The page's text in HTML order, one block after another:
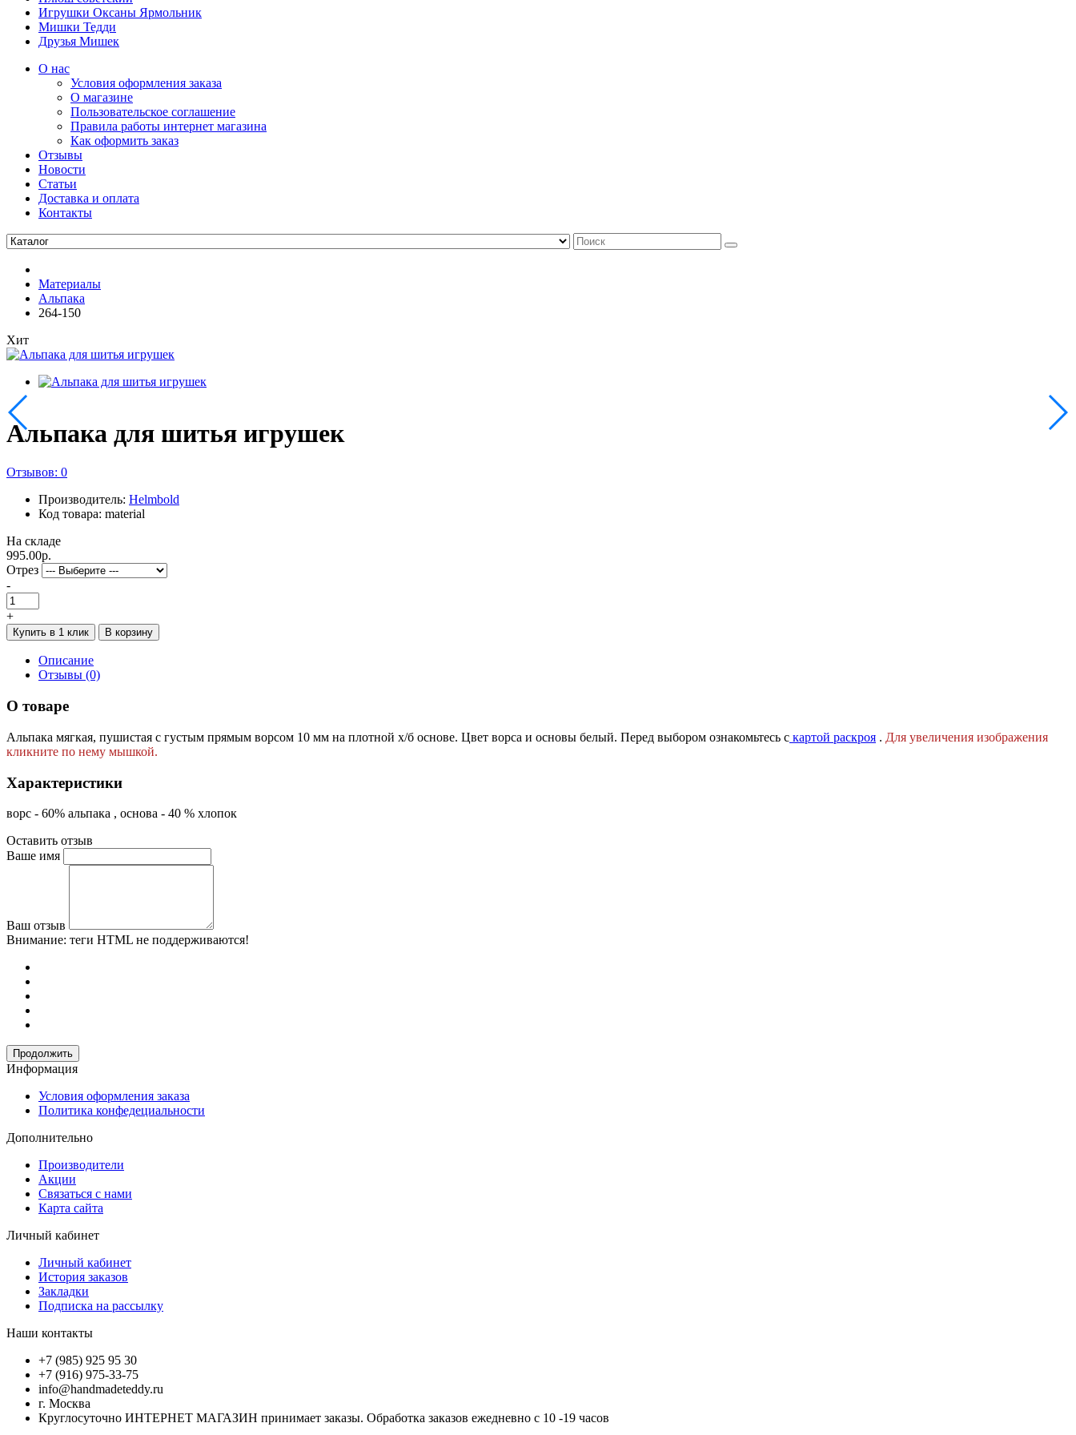
Игрушки Оксаны Ярмольник
Мишки Тедди
Друзья Мишек
О нас
Условия оформления заказа
О магазине
Пользовательское соглашение
Правила работы интернет магазина
Как оформить заказ
Отзывы
Новости
Статьи
Доставка и оплата
Контакты
Материалы
Альпака
264-150
Хит
Альпака для шитья игрушек
Отзывов: 0
Производитель: Helmbold
Код товара: material
На складе
995.00р.
Отрез
-
+
Купить в 1 клик В корзину
Описание
Отзывы (0)
О товаре
Альпака мягкая, пушистая с густым прямым ворсом 10 мм на плотной х/б основе. Цвет ворса и основы белый. Перед выбором ознакомьтесь с картой раскроя . Для увеличения изображения
кликните по нему мышкой.
Характеристики
ворс - 60% альпака , основа - 40 % хлопок
Оставить отзыв
Ваше имя
Ваш отзыв
Внимание: теги HTML не поддерживаются!
Продолжить
Информация
Условия оформления заказа
Политика конфедециальности
Дополнительно
Производители
Акции
Связаться с нами
Карта сайта
Личный кабинет
Личный кабинет
История заказов
Закладки
Подписка на рассылку
Наши контакты
+7 (985) 925 95 30
+7 (916) 975-33-75
info@handmadeteddy.ru
г. Москва
Круглосуточно ИНТЕРНЕТ МАГАЗИН принимает заказы. Обработка заказов ежедневно с 10 -19 часов